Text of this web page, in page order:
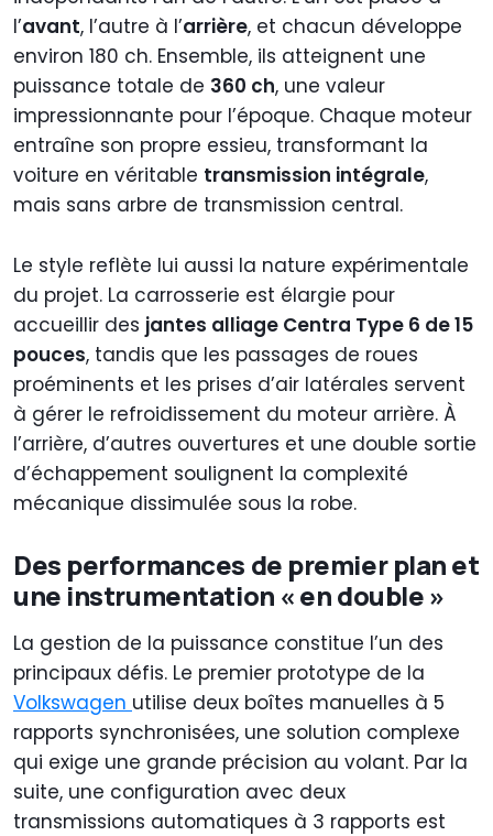
l’avant, l’autre à l’arrière, et chacun développe
environ 180 ch. Ensemble, ils atteignent une
puissance totale de 360 ch, une valeur
impressionnante pour l’époque. Chaque moteur
entraîne son propre essieu, transformant la
voiture en véritable transmission intégrale,
mais sans arbre de transmission central.
Le style reflète lui aussi la nature expérimentale
du projet. La carrosserie est élargie pour
accueillir des jantes alliage Centra Type 6 de 15
pouces, tandis que les passages de roues
proéminents et les prises d’air latérales servent
à gérer le refroidissement du moteur arrière. À
l’arrière, d’autres ouvertures et une double sortie
d’échappement soulignent la complexité
mécanique dissimulée sous la robe.
Des performances de premier plan et
une instrumentation « en double »
La gestion de la puissance constitue l’un des
principaux défis. Le premier prototype de la
Volkswagen utilise deux boîtes manuelles à 5
rapports synchronisées, une solution complexe
qui exige une grande précision au volant. Par la
suite, une configuration avec deux
transmissions automatiques à 3 rapports est